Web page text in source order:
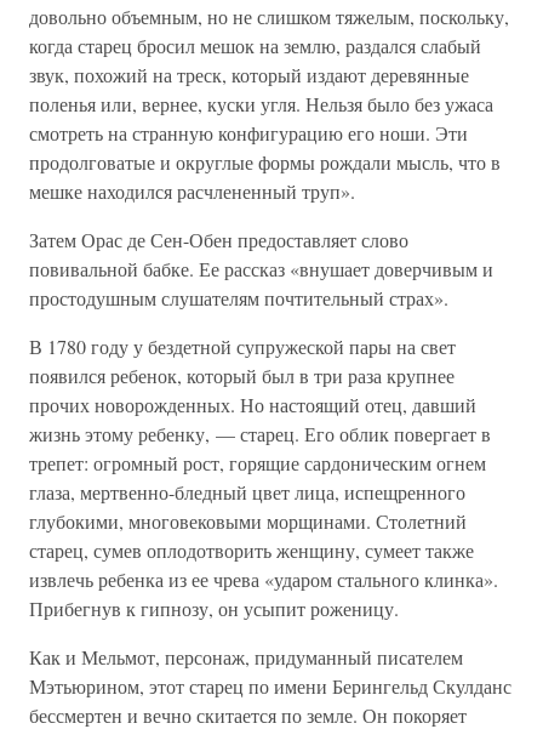
довольно объемным, но не слишком тяжелым, поскольку,
когда старец бросил мешок на землю, раздался слабый
звук, похожий на треск, который издают деревянные
поленья или, вернее, куски угля. Нельзя было без ужаса
смотреть на странную конфигурацию его ноши. Эти
продолговатые и округлые формы рождали мысль, что в
мешке находился расчлененный труп».
Затем Орас де Сен-Обен предоставляет слово
повивальной бабке. Ее рассказ «внушает доверчивым и
простодушным слушателям почтительный страх».
В 1780 году у бездетной супружеской пары на свет
появился ребенок, который был в три раза крупнее
прочих новорожденных. Но настоящий отец, давший
жизнь этому ребенку, — старец. Его облик повергает в
трепет: огромный рост, горящие сардоническим огнем
глаза, мертвенно-бледный цвет лица, испещренного
глубокими, многовековыми морщинами. Столетний
старец, сумев оплодотворить женщину, сумеет также
извлечь ребенка из ее чрева «ударом стального клинка».
Прибегнув к гипнозу, он усыпит роженицу.
Как и Мельмот, персонаж, придуманный писателем
Мэтьюрином, этот старец по имени Берингельд Скулданс
бессмертен и вечно скитается по земле. Он покоряет